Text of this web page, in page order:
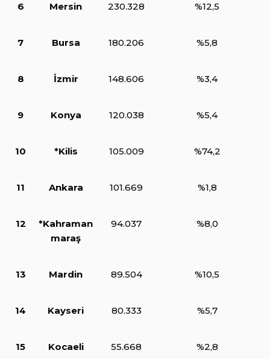
6 Mersin 230.328 %12,5
7 Bursa 180.206 %5,8
8 İzmir 148.606 %3,4
9 Konya 120.038 %5,4
10 *Kilis 105.009 %74,2
11 Ankara 101.669 %1,8
12
*Kahraman
maraş
94.037 %8,0
13 Mardin 89.504 %10,5
14 Kayseri 80.333 %5,7
15 Kocaeli 55.668 %2,8